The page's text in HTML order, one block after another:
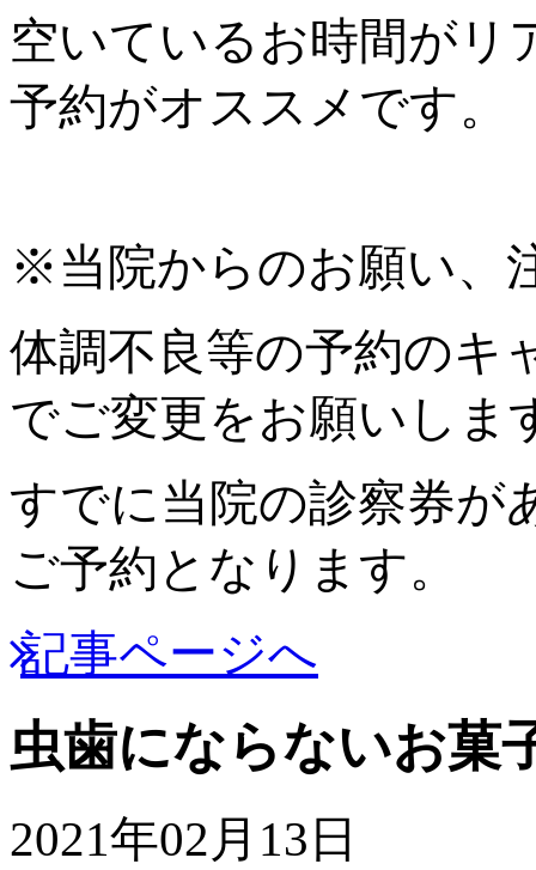
空いているお時間がリ
予約がオススメです。
※当院からのお願い、
体調不良等の予約のキ
でご変更をお願いしま
すでに当院の診察券が
ご予約となります。
記事ページへ
虫歯にならないお菓
2021年02月13日